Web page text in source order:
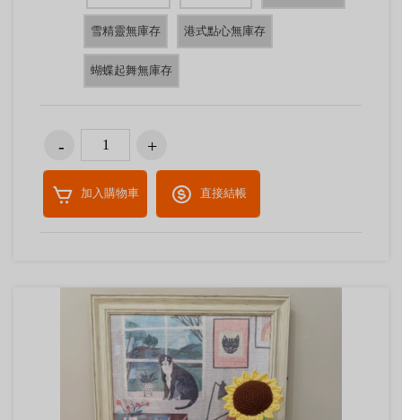
雪精靈無庫存 港式點心無庫存
蝴蝶起舞無庫存
加入購物車 直接結帳